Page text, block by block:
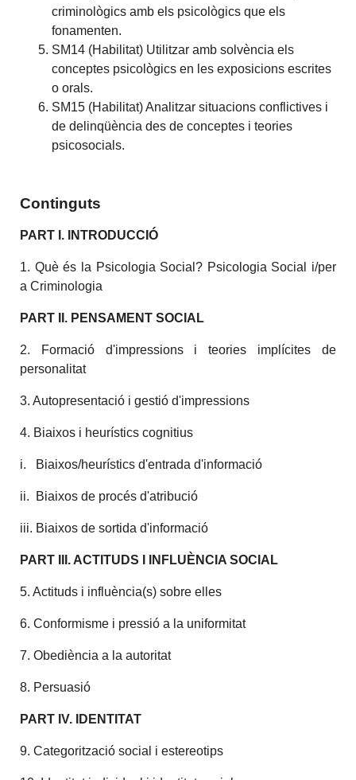
criminològics amb els psicològics que els
fonamenten.
SM14 (Habilitat) Utilitzar amb solvència els
conceptes psicològics en les exposicions escrites
o orals.
SM15 (Habilitat) Analitzar situacions conflictives i
de delinqüència des de conceptes i teories
psicosocials.
Continguts
PART I. INTRODUCCIÓ
1. Què és la Psicologia Social? Psicologia Social i/per
a Criminologia
PART II. PENSAMENT SOCIAL
2. Formació d'impressions i teories implícites de
personalitat
3. Autopresentació i gestió d'impressions
4. Biaixos i heurístics cognitius
i. Biaixos/heurístics d'entrada d'informació
ii. Biaixos de procés d'atribució
iii. Biaixos de sortida d'informació
PART III. ACTITUDS I INFLUÈNCIA SOCIAL
5. Actituds i influència(s) sobre elles
6. Conformisme i pressió a la uniformitat
7. Obediència a la autoritat
8. Persuasió
PART IV. IDENTITAT
9. Categorització social i estereotips